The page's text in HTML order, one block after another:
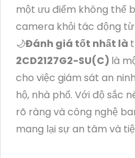
một ưu điểm không thể
camera khỏi tác động
🌙Đánh giá tốt nhất là
2CD2127G2-SU(C) là
cho việc giám sát an
hộ, nhà phố. Với độ sắc
rõ ràng và công nghệ
mang lại sự an tâm và